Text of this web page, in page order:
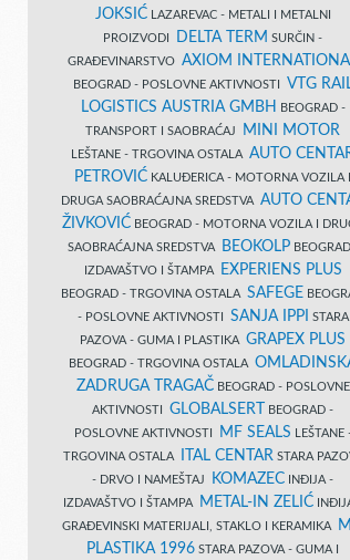
JOKSIĆLAZAREVAC - METALI I METALNI
PROIZVODI
DELTA TERM SURČIN -
GRAĐEVINARSTVO AXIOM
BEOGRAD - POSLOVNE AKTIVNOSTI VTG
LOGISTICS AUSTRIA GMBH
BEOGRAD -
TRANSPORT I SAOBRAĆAJ
MINI MOTOR
LEŠTANE - TRGOVINA OSTALA AUTO
PETROVIĆ KALUĐERICA - MOTORNA VOZILA I
DRUGA SAOBRAĆAJNA SREDSTVA AUTO
ŽIVKOVIĆBEOGRAD - MOTORNA VOZILA I
SAOBRAĆAJNA SREDSTVA
BEOKOLP
IZDAVAŠTVO I ŠTAMPA
EXPERIENS PLUS
BEOGRAD - TRGOVINA OSTALA SAFEGE
- POSLOVNE AKTIVNOSTI SANJA IPPI
STARA
PAZOVA - GUMA I PLASTIKA GRAPEX PLUS
BEOGRAD - TRGOVINA OSTALA
ZADRUGA TRAGAČBEOGRAD - POSLOVNE
AKTIVNOSTI GLOBALSERT
BEOGRAD -
POSLOVNE AKTIVNOSTI
MF SEALS LEŠTANE
TRGOVINA OSTALA
ITAL CENTAR STARA
- DRVO I NAMEŠTAJ
KOMAZEC INĐIJA -
IZDAVAŠTVO I ŠTAMPA
METAL-IN ZELIĆ
GRAĐEVINSKI MATERIJALI, STAKLO I KERAMIKA
PLASTIKA 1996 STARA PAZOVA - GUMA I